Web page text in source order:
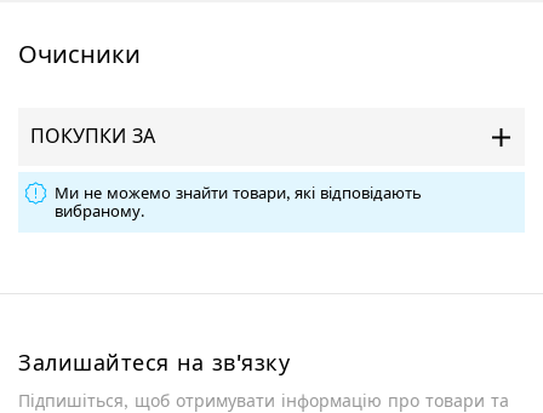
Очисники
ПОКУПКИ ЗА
Ми не можемо знайти товари, які відповідають
вибраному.
Залишайтеся на зв'язку
Підпишіться, щоб отримувати інформацію про товари та